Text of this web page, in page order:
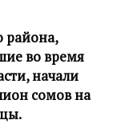
района,
во время
начали
сомов на